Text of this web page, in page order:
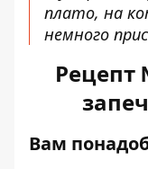
плато, на
немного
Рецепт
Вам